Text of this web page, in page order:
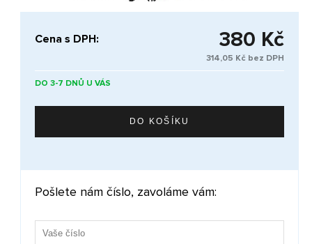
Cena s DPH: 380 Kč
314,05 Kč bez DPH
DO 3-7 DNŮ U VÁS
Pošlete nám číslo, zavoláme vám: